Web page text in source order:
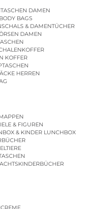
DAMEN
BAGS
& DAMENTÜCHER
DAMEN
KOFFER
HERREN
& FIGUREN
& KINDER LUNCHBOX